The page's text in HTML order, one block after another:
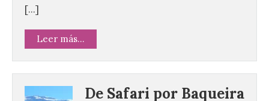
[…]
Leer más...
De Safari por Baqueira